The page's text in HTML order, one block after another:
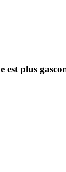
est plus